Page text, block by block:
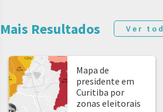
Mais Resultados Ver
Mapa de
presidente em
Curitiba por
zonas eleitorais